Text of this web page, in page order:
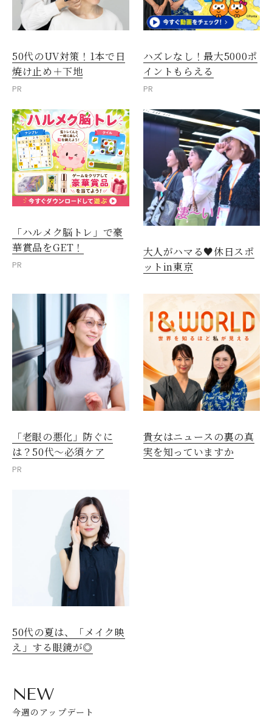
50代のUV対策！1本で日
焼け止め＋下地
PR
ハズレなし！最大5000ポ
イントもらえる
PR
「ハルメク脳トレ」で豪
華賞品をGET！
PR
大人がハマる♥休日スポ
ットin東京
「老眼の悪化」防ぐに
は？50代～必須ケア
PR
貴女はニュースの裏の真
実を知っていますか
50代の夏は、「メイク映
え」する眼鏡が◎
NEW
今週のアップデート